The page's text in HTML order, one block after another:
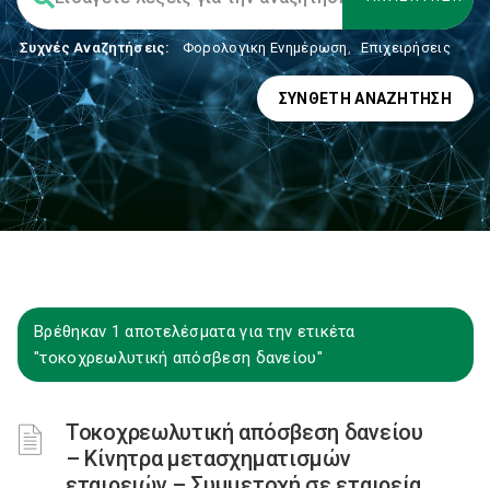
Συχνές Αναζητήσεις: Φορολογικη Ενημέρωση, Επιχειρήσεις
ΣΎΝΘΕΤΗ ΑΝΑΖΉΤΗΣΗ
Βρέθηκαν 1 αποτελέσματα για την ετικέτα
"τοκοχρεωλυτική απόσβεση δανείου"
Τοκοχρεωλυτική απόσβεση δανείου
– Κίνητρα μετασχηματισμών